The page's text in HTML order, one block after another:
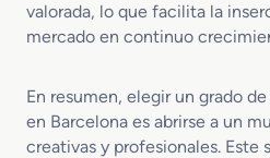
valorada, lo que facilita la
mercado en continuo
En resumen, elegir un grado
en Barcelona es abrirse a un
creativas y profesionales.